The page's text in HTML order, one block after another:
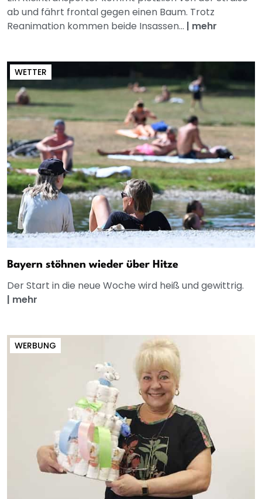
ab und fährt frontal gegen einen Baum. Trotz
Reanimation kommen beide Insassen... | mehr
WETTER
Bayern stöhnen wieder über Hitze
Der Start in die neue Woche wird heiß und gewittrig.
| mehr
WERBUNG